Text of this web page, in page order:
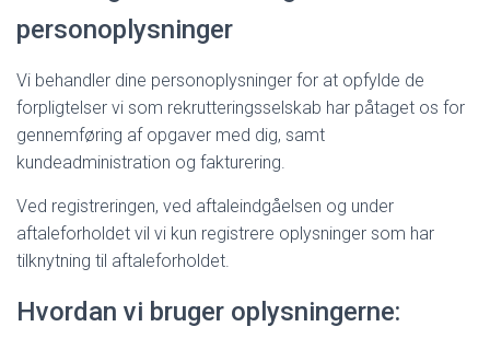
personoplysninger
Vi behandler dine personoplysninger for at opfylde de
forpligtelser vi som rekrutteringsselskab har påtaget os for
gennemføring af opgaver med dig, samt
kundeadministration og fakturering.
Ved registreringen, ved aftaleindgåelsen og under
aftaleforholdet vil vi kun registrere oplysninger som har
tilknytning til aftaleforholdet.
Hvordan vi bruger oplysningerne: